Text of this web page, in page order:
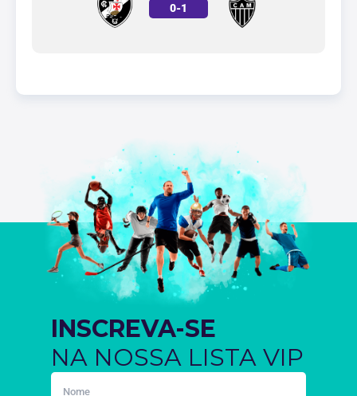
0-1
INSCREVA-SE
NA NOSSA LISTA VIP